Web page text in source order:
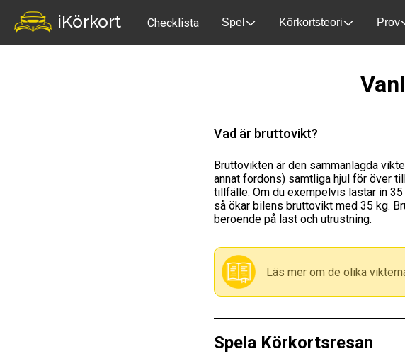
iKörkort Checklista Spel Körkortsteori Prov
Vad är bruttovikt?
Bruttovikten är den sammanlagda
annat fordons) samtliga hjul för över
tillfälle. Om du exempelvis lastar in
så ökar bilens bruttovikt med 35 kg.
beroende på last och utrustning.
Läs mer om de olika
Spela Körkortsresan